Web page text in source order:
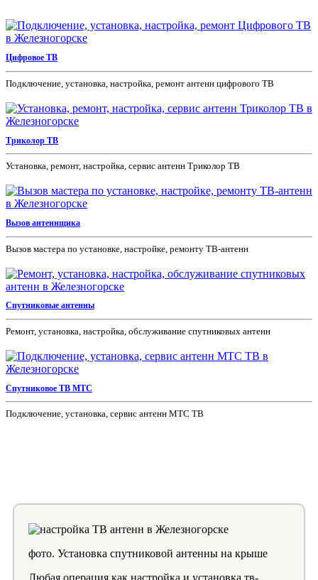
Цифровое ТВ
Подключение, установка, настройка, ремонт антенн цифрового ТВ
Триколор ТВ
Установка, ремонт, настройка, сервис антенн Триколор ТВ
Вызов антеннщика
Вызов мастера по установке, настройке, ремонту ТВ-антенн
Спутниковые антенны
Ремонт, установка, настройка, обслуживание спутниковых антенн
Спутниковое ТВ МТС
Подключение, установка, сервис антенн МТС ТВ
фото. Установка спутниковой антенны на крыше